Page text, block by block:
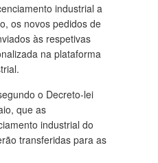
industrial a
os novos pedidos de
às respetivas
na plataforma
o Decreto-lei
que as
industrial do
transferidas para as